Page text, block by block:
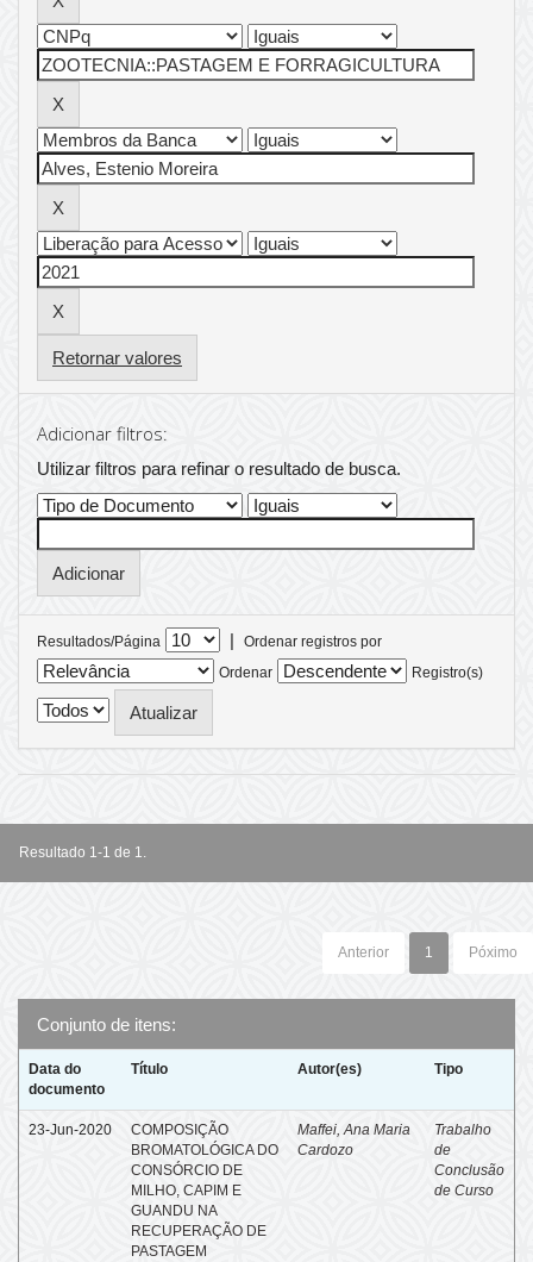
Retornar valores
Adicionar filtros:
Utilizar filtros para refinar o resultado de busca.
Resultados/Página |
Ordenar registros por
Ordenar
Registro(s)
Resultado 1-1 de 1.
Anterior 1 Póximo
Conjunto de itens:
Data do
documento
Título Autor(es) Tipo
23-Jun-2020
COMPOSIÇÃO
BROMATOLÓGICA DO
CONSÓRCIO DE
MILHO, CAPIM E
GUANDU NA
RECUPERAÇÃO DE
PASTAGEM
Maffei, Ana Maria
Cardozo
Trabalho
de
Conclusão
de Curso